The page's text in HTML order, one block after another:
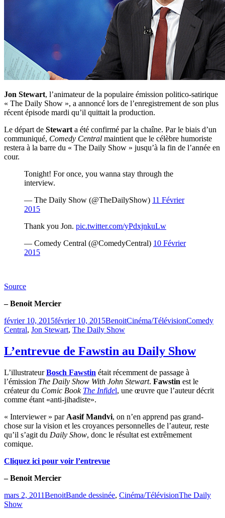
Jon Stewart, l’animateur de la populaire émission politico-satirique
« The Daily Show », a annoncé lors de l’enregistrement de son plus
récent épisode mardi qu’il quittait la production.
Le départ de Stewart a été confirmé par la chaîne. Par le biais d’un
communiqué, Comedy Central maintient que le célèbre humoriste
restera à la barre du « The Daily Show » jusqu’à la fin de l’année en
cour.
Tonight! For once, you wanna stay through the
interview.
— The Daily Show (@TheDailyShow) 11 Février
2015
Thank you Jon. pic.twitter.com/yPdxjnkuLw
— Comedy Central (@ComedyCentral) 10 Février
2015
Source
– Benoit Mercier
Publié
le
février 10, 2015février 10, 2015BenoitCatégories
Cinéma/TélévisionÉtiquettes
Comedy
Central, Jon Stewart, The Daily Show
L’entrevue de Fawstin au Daily Show
L’illustrateurBosch Fawstin était récemment de passage à
l’émission The Daily Show With John Stewart. Fawstin est le
créateur du Comic Book The Infidel, une œuvre que l’auteur décrit
comme étant «anti-jihadiste».
« Interviewer » par Aasif Mandvi, on n’en apprend pas grand-
chose sur la vision et les croyances personnelles de l’auteur, reste
qu’il s’agit du Daily Show, donc le résultat est extrêmement
comique.
Cliquez ici pour voir l’entrevue
– Benoit Mercier
Publié
le
mars 2, 2011BenoitCatégories
Bande dessinée, Cinéma/TélévisionÉtiquettes
The Daily
Show